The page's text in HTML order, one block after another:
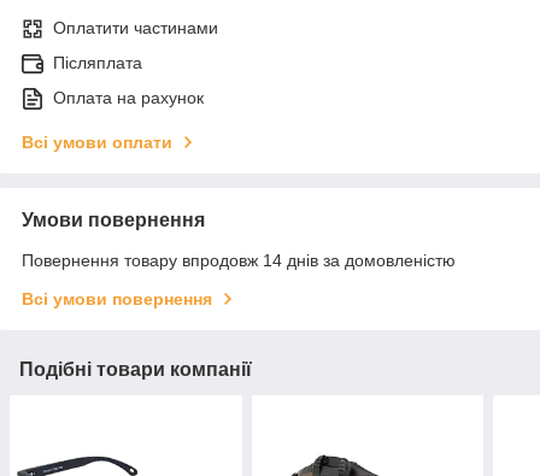
Оплатити частинами
Післяплата
Оплата на рахунок
Всі умови оплати
Умови повернення
Повернення товару впродовж 14 днів за домовленістю
Всі умови повернення
Подібні товари компанії